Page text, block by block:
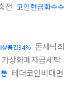
전 코인현금화수수
상품권94% 돈세탁최
가상화폐자금세탁
테더코인비대면